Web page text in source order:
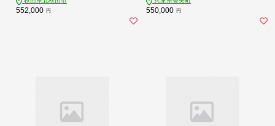
552,000 円
ネニ 06-03
550,000 円